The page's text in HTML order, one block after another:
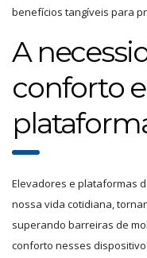
benefícios tangíveis para
A
conforto
Elevadores e plataformas
nossa vida cotidiana,
superando barreiras de
conforto nesses